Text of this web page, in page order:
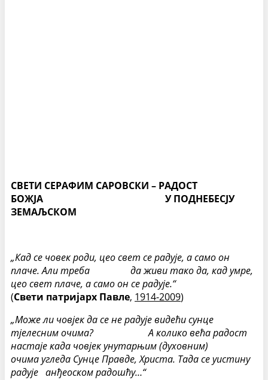
СВЕТИ СЕРАФИМ САРОВСКИ – РАДОСТ
БОЖЈА У ПОДНЕБЕСЈУ
ЗЕМАЉСКОМ
„Кад се човек роди, цео свет се радује, а само он
плаче. Али треба да живи тако да, кад умре,
цео свет плаче, а само он се радује.“
(Свети патријарх Павле, 1914-2009)
„Може ли човјек да се не радује видећи сунце
тјелесним очима? А колико већа радост
настаје када човјек унутарњим (духовним)
очима угледа Сунце Правде, Христа. Тада се уистину
радује анђеоском радошћу…“